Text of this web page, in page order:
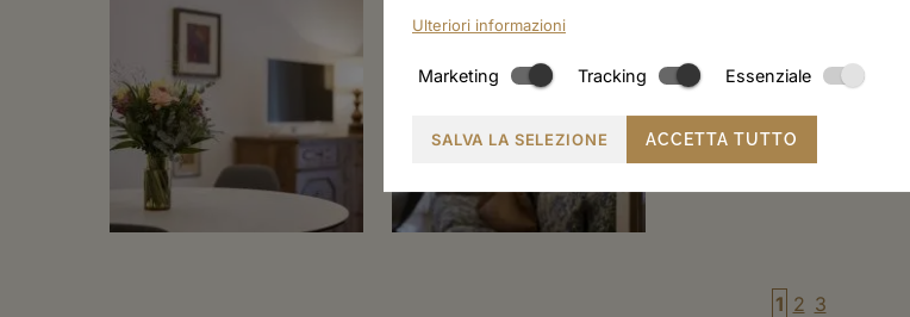
1 2 3
Ulteriori informazioni
Marketing Tracking Essenziale
SALVA LA SELEZIONE ACCETTA TUTTO